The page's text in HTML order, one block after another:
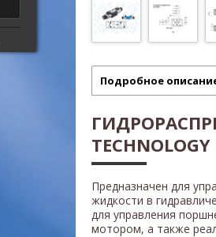
Подробное
Предназначен для
жидкости в
для управления
мотором, а также